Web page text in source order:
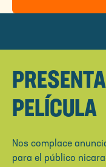
PELÍCULA
Nos complace
para el público